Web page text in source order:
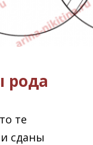
рода
те
сданы